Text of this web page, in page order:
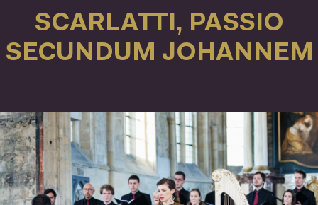
SCARLATTI, PASSIO
SECUNDUM JOHANNEM